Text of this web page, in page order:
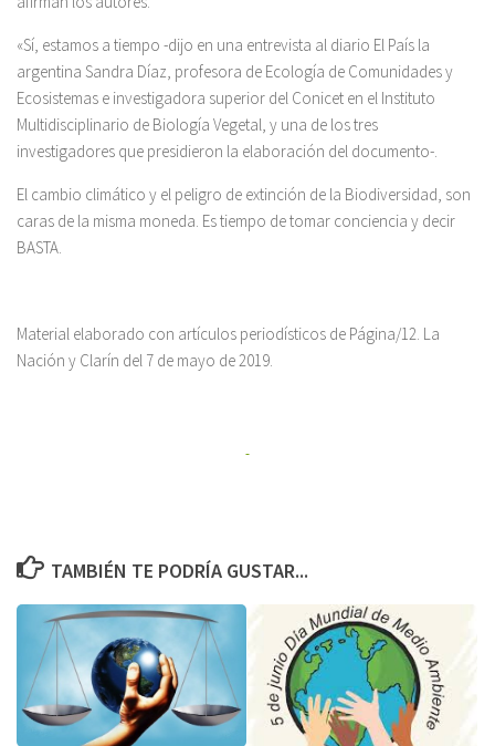
«Sí, estamos a tiempo -dijo en una entrevista al diario El País la
argentina Sandra Díaz, profesora de Ecología de Comunidades y
Ecosistemas e investigadora superior del Conicet en el Instituto
Multidisciplinario de Biología Vegetal, y una de los tres
investigadores que presidieron la elaboración del documento-.
El cambio climático y el peligro de extinción de la Biodiversidad, son
caras de la misma moneda. Es tiempo de tomar conciencia y decir
BASTA.
Material elaborado con artículos periodísticos de Página/12. La
Nación y Clarín del 7 de mayo de 2019.
TAMBIÉN TE PODRÍA GUSTAR...